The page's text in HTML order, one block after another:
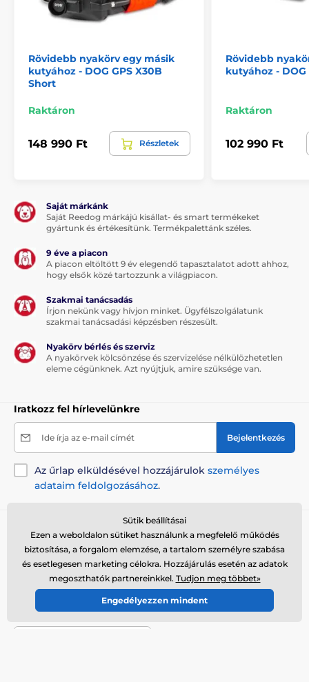
A poliészter anyagból készült mellény 40°C -on
Méretei:
S: mellkas: 33 – 43 cm, derék: 45 – 61 cm, hossz: 27 cm
M: közepes: mellkas: 45 – 61 cm, derék: 61 – 71 cm,
L: nagy: mellkas: 61 – 76 cm, derék: 61 – 81 cm, hossz:
A termék előnyei:
Felhelyezés után tépőzárral könnyedén állítható
Mosógépben mosható
Megvédi a kutyát az esőtől
Fényvisszaverő csíkok a sötétben való láthatóságért
Zseb a gps lokátor tárolására
Nincs
A csomag tartalma:
1 x Tractive fényvisszaverő mellény zsebbel, GPS
A műszaki specifikációk előzetes értesítés nélkül
változhatnak. A képek csak illusztrációk.
A termék a következő kategóriákba sorolt
Rövidebb nyakörv egy másik
kutyához - DOG GPS X30B
Short
Raktáron
148 990 Ft Részletek
Rövidebb
kutyához - DOG
Raktáron
102 990 Ft
Saját márkánk
Saját Reedog márkájú kisállat- és smart termékeket
gyártunk és értékesítünk. Termékpalettánk széles.
9 éve a piacon
A piacon eltöltött 9 év elegendő tapasztalatot adott ahhoz,
hogy elsők közé tartozzunk a világpiacon.
Szakmai tanácsadás
Írjon nekünk vagy hívjon minket. Ügyfélszolgálatunk
szakmai tanácsadási képzésben részesült.
Nyakörv bérlés és szerviz
A nyakörvek kölcsönzése és szervizelése nélkülözhetetlen
eleme cégünknek. Azt nyújtjuk, amire szüksége van.
Iratkozz fel hírlevelünkre
Ide írja az e-mail címét Bejelentkezés
Az űrlap elküldésével hozzájárulok személyes
adataim feldolgozásához.
Tanácsra van szükséged? offline
Az ügyfélszolgálat elérhető
+36 21 300 7514
info@elektro-nyakorvek.hu
Hol találsz bennünket
Sütik beállításai
Ezen a weboldalon sütiket használunk a megfelelő működés
biztosítása, a forgalom elemzése, a tartalom személyre szabása
és esetlegesen marketing célokra. Hozzájárulás esetén az adatok
megoszthatók partnereinkkel. Tudjon meg többet»
Engedélyezzen mindent